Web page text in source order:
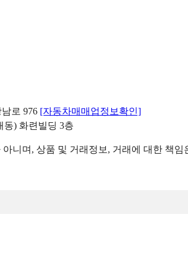
로 976 [자동차매매업정보확인]
동) 화련빌딩 3층
니며, 상품 및 거래정보, 거래에 대한 책임